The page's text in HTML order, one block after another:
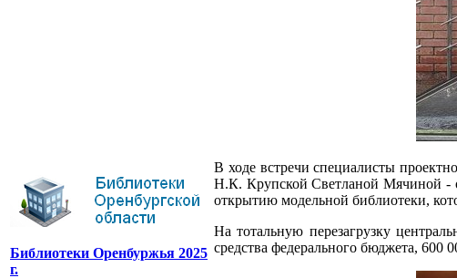
Библиотеки Оренбуржья 2025
г.
В ходе встречи специалисты
Н.К. Крупской Светланой Мячиной -
открытию модельной библиотеки,
На тотальную перезагрузку
средства федерального бюджета, 600